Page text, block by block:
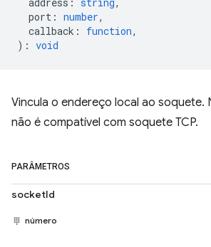
port : number,
callback : function,
) : void
Vincula o endereço local ao soquete.
não é compatível com soquete TCP.
PARÂMETROS
socketId
número